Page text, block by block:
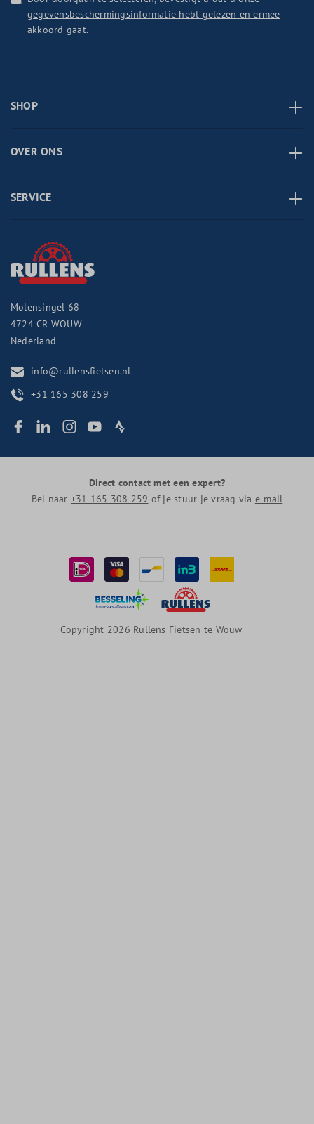
gegevensbeschermingsinformatie hebt gelezen en ermee
akkoord gaat.
SHOP
OVER ONS
SERVICE
Molensingel 68
4724 CR WOUW
Nederland
info@rullensfietsen.nl
+31 165 308 259
Direct contact met een expert?
Bel naar +31 165 308 259 of je stuur je vraag via e-mail
Copyright 2026 Rullens Fietsen te Wouw